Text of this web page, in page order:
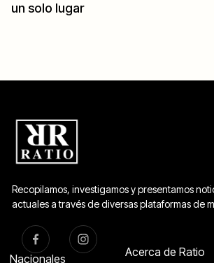
un solo lugar
Recopilamos, investigamos y presentamos
actuales a través de diversas plataformas de
Nacionales Acerca de Ratio